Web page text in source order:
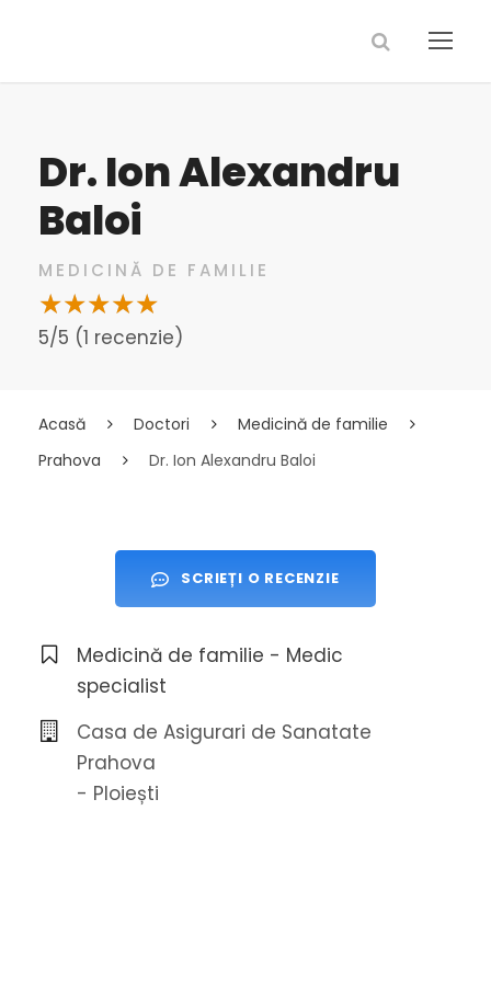
Dr. Ion Alexandru
Baloi
MEDICINĂ DE FAMILIE
5/5 (1 recenzie)
Acasă Doctori
Medicină de familie
Prahova
Dr. Ion Alexandru Baloi
SCRIEȚI O RECENZIE
Medicină de familie - Medic
specialist
Casa de Asigurari de Sanatate
Prahova
- Ploiești